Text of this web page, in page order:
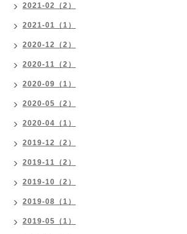
2021-02（2）
2021-01（1）
2020-12（2）
2020-11（2）
2020-09（1）
2020-05（2）
2020-04（1）
2019-12（2）
2019-11（2）
2019-10（2）
2019-08（1）
2019-05（1）